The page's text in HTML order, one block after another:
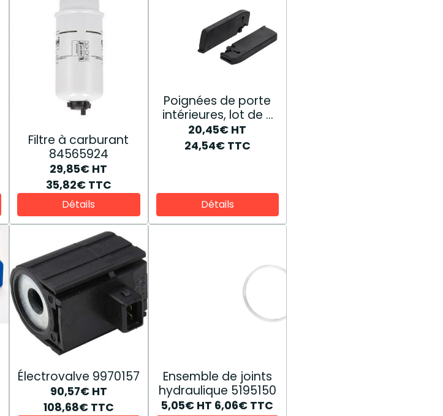
Filtre à carburant
84565924
29,85€ HT
35,82€ TTC
Détails
Poignées de porte
intérieures, lot de 2
82016406
20,45€ HT
24,54€ TTC
Détails
Électrovalve 9970157
90,57€ HT
108,68€ TTC
Ensemble de joints
hydraulique 5195150
5,05€ HT 6,06€ TTC